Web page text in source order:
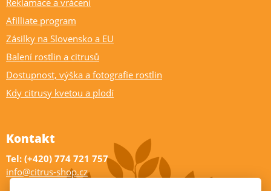
Reklamace a vrácení
Afilliate program
Zásilky na Slovensko a EU
Balení rostlin a citrusů
Dostupnost, výška a fotografie rostlin
Kdy citrusy kvetou a plodí
Kontakt
Tel: (+420) 774 721 757
info@citrus-shop.cz